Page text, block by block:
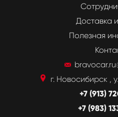
Доставка
Полезная
г. Новосибирск ,
+7 (913)
+7 (983)